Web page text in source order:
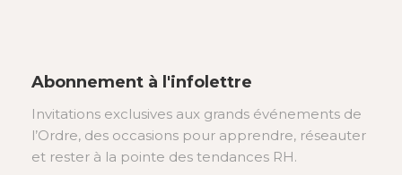
Abonnement à l'infolettre
Invitations exclusives aux grands événements de
l’Ordre, des occasions pour apprendre, réseauter
et rester à la pointe des tendances RH.